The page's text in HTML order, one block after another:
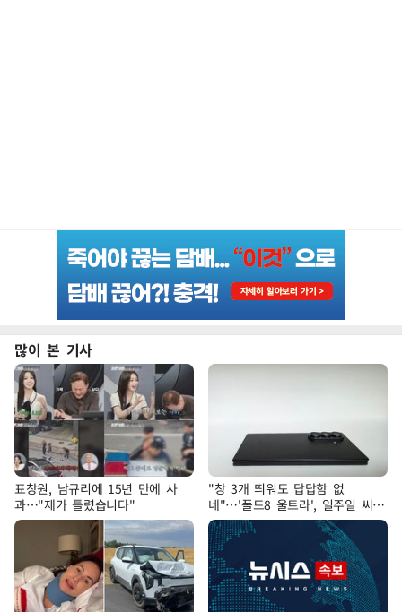
많이 본 기사
표창원, 남규리에 15년 만에 사
과…"제가 틀렸습니다"
"창 3개 띄워도 답답함 없
네"…'폴드8 울트라', 일주일 써보
니